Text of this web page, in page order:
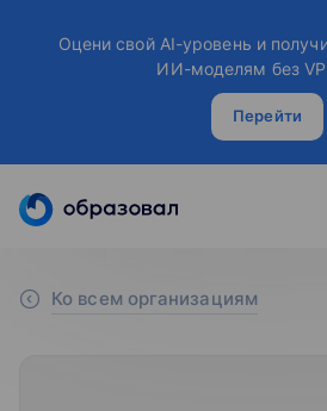
Оцени свой AI-уровень и
ИИ-моделям без
Перейти
Ко всем организациям